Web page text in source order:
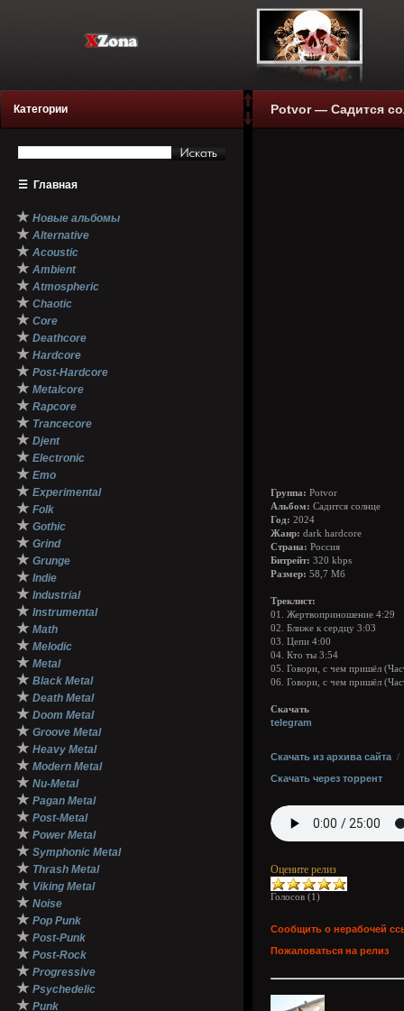
Категории
☰ Главная
★ Новые альбомы
★ Alternative
★ Acoustic
★ Ambient
★ Atmospheric
★ Chaotic
★ Core
★ Deathcore
★ Hardcore
★ Post-Hardcore
★ Metalcore
★ Rapcore
★ Trancecore
★ Djent
★ Electronic
★ Emo
★ Experimental
★ Folk
★ Gothic
★ Grind
★ Grunge
★ Indie
★ Industrial
★ Instrumental
★ Math
★ Melodic
★ Metal
★ Black Metal
★ Death Metal
★ Doom Metal
★ Groove Metal
★ Heavy Metal
★ Modern Metal
★ Nu-Metal
★ Pagan Metal
★ Post-Metal
★ Power Metal
★ Symphonic Metal
★ Thrash Metal
★ Viking Metal
★ Noise
★ Pop Punk
★ Post-Punk
★ Post-Rock
★ Progressive
★ Psychedelic
★ Punk
Potvor — Садится
Группа: Potvor
Альбом: Садится солнце
Год: 2024
Жанр: dark hardcore
Страна: Россия
Битрейт: 320 kbps
Размер: 58,7 Мб
Треклист:
01. Жертвоприношение 4:29
02. Ближе к сердцу 3:03
03. Цепи 4:00
04. Кто ты 3:54
05. Говори, с чем пришёл
06. Говори, с чем пришёл
Скачать
telegram
Скачать из архива сайта /
Скачать через торрент
Оцените релиз
Голосов (1)
Сообщить о нерабочей
Пожаловаться на релиз